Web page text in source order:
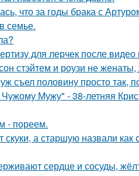
что за годы брака с
семье.
для лерчек после
стэйтем и роузи не
съел половину просто так,
Мужу" - 38-летняя
- пореем.
а старшую назвали
сердце и сосуды,